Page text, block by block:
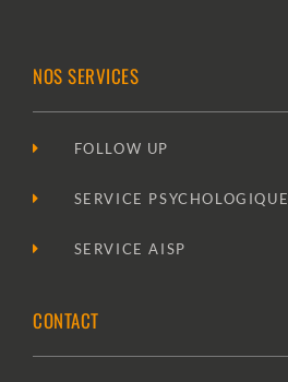
NOS SERVICES
FOLLOW UP
SERVICE PSYCHOLOGIQUE
SERVICE AISP
CONTACT